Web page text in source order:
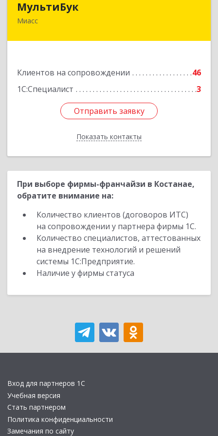
МультиБук
Миасс
Клиентов на сопровождении
46
1С:Специалист
3
Отправить заявку
Показать контакты
456318, Челябинская обл, Миасс г, Жуковского
Отправить заявку
Назад
При выборе фирмы-франчайзи в Костанае,
обратите внимание на:
Количество клиентов (договоров ИТС)
на сопровождении у партнера фирмы 1С.
Количество специалистов, аттестованных
на внедрение технологий и решений
системы 1С:Предприятие.
Наличие у фирмы статуса
Вход для партнеров 1С
Учебная версия
Стать партнером
Политика конфиденциальности
Замечания по сайту